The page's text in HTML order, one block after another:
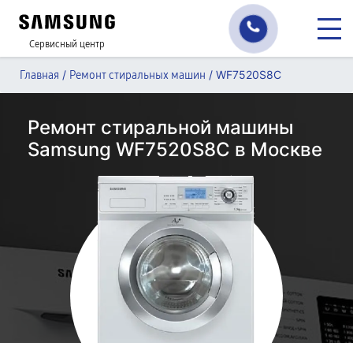
Сервисный центр
Главная / Ремонт стиральных машин / WF7520S8C
Ремонт стиральной машины
Samsung WF7520S8C в Москве